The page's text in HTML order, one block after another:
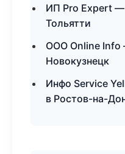
ИП Pro Expert
Тольятти
ООО Online Info
Новокузнецк
Инфо Service
в Ростов-на-